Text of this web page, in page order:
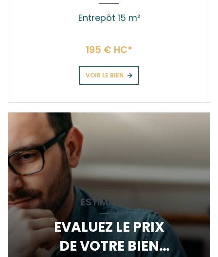
Entrepôt 15 m²
195 € HC*
VOIR LE BIEN
ESTIMATION
EVALUEZ LE PRIX
DE VOTRE BIEN